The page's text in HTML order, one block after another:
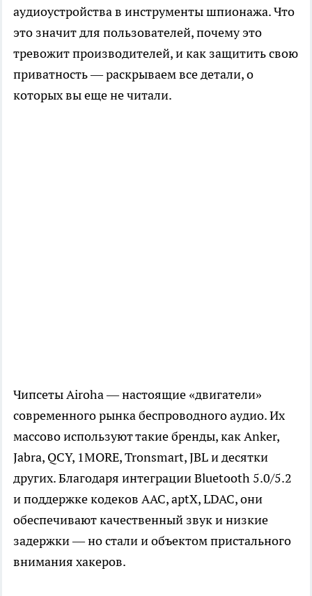
аудиоустройства в инструменты шпионажа. Что
это значит для пользователей, почему это
тревожит производителей, и как защитить свою
приватность — раскрываем все детали, о
которых вы еще не читали.
Чипсеты Airoha — настоящие «двигатели»
современного рынка беспроводного аудио. Их
массово используют такие бренды, как Anker,
Jabra, QCY, 1MORE, Tronsmart, JBL и десятки
других. Благодаря интеграции Bluetooth 5.0/5.2
и поддержке кодеков AAC, aptX, LDAC, они
обеспечивают качественный звук и низкие
задержки — но стали и объектом пристального
внимания хакеров.